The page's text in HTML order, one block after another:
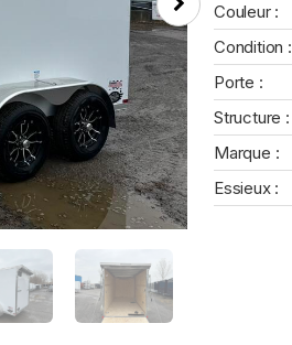
Couleur :
Condition :
Porte :
Structure :
Marque :
Essieux :